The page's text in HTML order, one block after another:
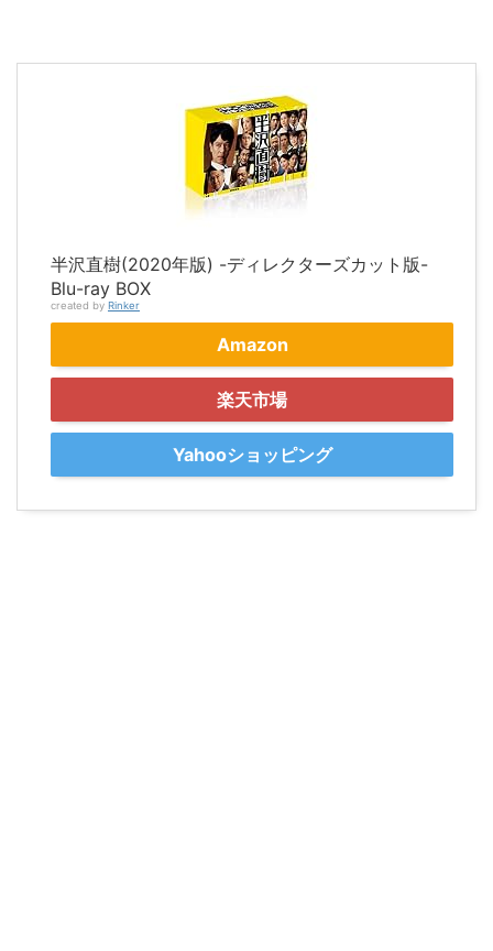
半沢直樹(2020年版) -ディレクターズカット版-
Blu-ray BOX
created by Rinker
Amazon
楽天市場
Yahooショッピング